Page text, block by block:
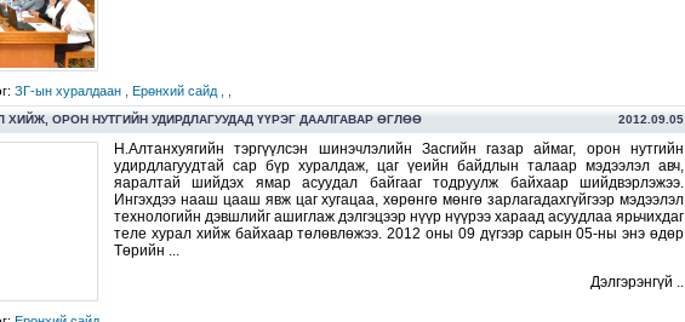
ЗГ-ын хуралдаан , Ерөнхий сайд ,
ХИЙЖ, ОРОН НУТГИЙН УДИРДЛАГУУДАД ҮҮРЭГ ДААЛГАВАР ӨГЛӨӨ 2012.09.05
Н.Алтанхуягийн тэргүүлсэн шинэчлэлийн Засгийн газар аймаг, орон нутгийн
удирдлагуудтай сар бүр хуралдаж, цаг үеийн байдлын талаар мэдээлэл авч,
яаралтай шийдэх ямар асуудал байгааг тодруулж байхаар шийдвэрлэжээ.
Ингэхдээ нааш цааш явж цаг хугацаа, хөрөнгө мөнгө зарлагадахгүйгээр мэдээлэл
технологийн дэвшлийг ашиглаж дэлгэцээр нүүр нүүрээ хараад асуудлаа ярьчихдаг
теле хурал хийж байхаар төлөвлөжээ. 2012 оны 09 дүгээр сарын 05-ны энэ өдөр
Төрийн ...
Дэлгэрэнгүй ..